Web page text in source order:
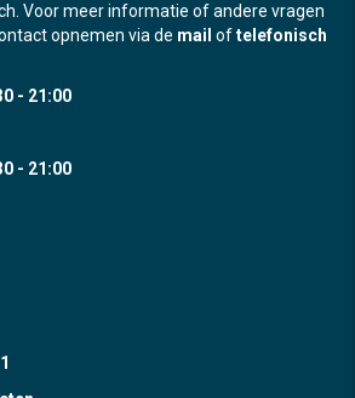
Voor meer informatie of andere vragen
opnemen via de mail oftelefonisch
- 21:00
- 21:00